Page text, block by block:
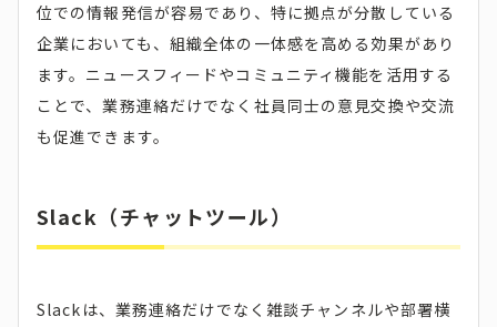
位での情報発信が容易であり、特に拠点が分散している
企業においても、組織全体の一体感を高める効果があり
ます。ニュースフィードやコミュニティ機能を活用する
ことで、業務連絡だけでなく社員同士の意見交換や交流
も促進できます。
Slack（チャットツール）
Slackは、業務連絡だけでなく雑談チャンネルや部署横